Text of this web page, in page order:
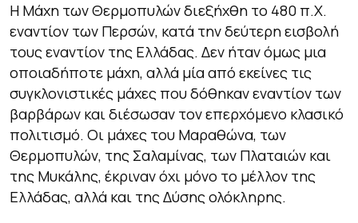
Η Μάχη των Θερμοπυλών διεξήχθη το 480 π.Χ.
εναντίον των Περσών, κατά την δεύτερη εισβολή
τους εναντίον της Ελλάδας. Δεν ήταν όμως μια
οποιαδήποτε μάχη, αλλά μία από εκείνες τις
συγκλονιστικές μάχες που δόθηκαν εναντίον των
βαρβάρων και διέσωσαν τον επερχόμενο κλασικό
πολιτισμό. Οι μάχες του Μαραθώνα, των
Θερμοπυλών, της Σαλαμίνας, των Πλαταιών και
της Μυκάλης, έκριναν όχι μόνο το μέλλον της
Ελλάδας, αλλά και της Δύσης ολόκληρης.